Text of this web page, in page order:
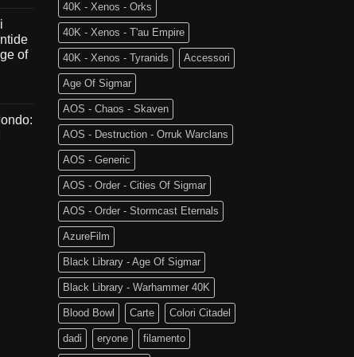
of
40K - Xenos - Orks
40K - Xenos - T'au Empire
40K - Xenos - Tyranids Accessori
Age Of Sigmar
AOS - Chaos - Skaven
AOS - Destruction - Orruk Warclans
AOS - Generic
AOS - Order - Cities Of Sigmar
AOS - Order - Stormcast Eternals
AzureFilm
Black Library - Age Of Sigmar
Black Library - Warhammer 40K
Blood Bowl Carte Colori Citadel
dadi eryone filamento